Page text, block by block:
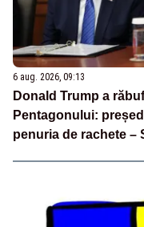
6 aug. 2026, 09:13
Donald Trump a
Pentagonului:
penuria de rachete –